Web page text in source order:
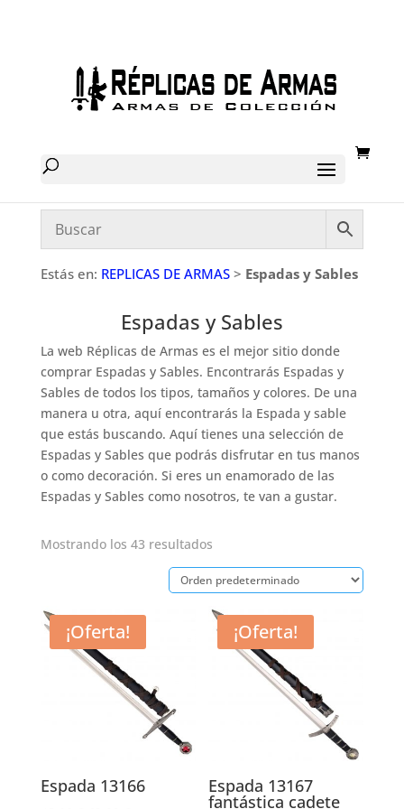
Estás en: REPLICAS DE ARMAS> Espadas y Sables
Espadas y Sables
La web Réplicas de Armas es el mejor sitio donde
comprar Espadas y Sables. Encontrarás Espadas y
Sables de todos los tipos, tamaños y colores. De una
manera u otra, aquí encontrarás la Espada y sable
que estás buscando. Aquí tienes una selección de
Espadas y Sables que podrás disfrutar en tus manos
o como decoración. Si eres un enamorado de las
Espadas y Sables como nosotros, te van a gustar.
Mostrando los 43 resultados
¡Oferta!
Espada 13166
¡Oferta!
Espada 13167
fantástica cadete